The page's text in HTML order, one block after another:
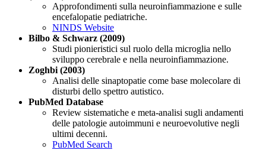
Approfondimenti sulla neuroinfiammazione e sulle
encefalopatie pediatriche.
NINDS Website
Bilbo & Schwarz (2009)
Studi pionieristici sul ruolo della microglia nello
sviluppo cerebrale e nella neuroinfiammazione.
Zoghbi (2003)
Analisi delle sinaptopatie come base molecolare di
disturbi dello spettro autistico.
PubMed Database
Review sistematiche e meta-analisi sugli andamenti
delle patologie autoimmuni e neuroevolutive negli
ultimi decenni.
PubMed Search